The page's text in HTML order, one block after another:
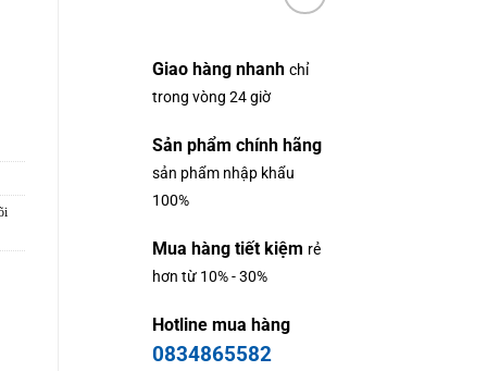
Giao hàng nhanh chỉ
trong vòng 24 giờ
Sản phẩm chính hãng
sản phẩm nhập khẩu
100%
Mua hàng tiết kiệm rẻ
hơn từ 10% - 30%
Hotline mua hàng
0834865582